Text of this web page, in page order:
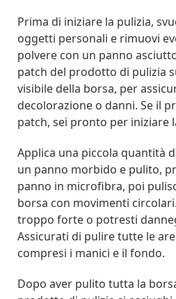
Prima di iniziare la pulizia,
oggetti personali e rimuovi
polvere con un panno
patch del prodotto di pulizia
visibile della borsa, per
decolorazione o danni. Se il
patch, sei pronto per iniziare
Applica una piccola quantità
un panno morbido e pulito,
panno in microfibra, poi
borsa con movimenti
troppo forte o potresti
Assicurati di pulire tutte le
compresi i manici e il fondo.
Dopo aver pulito tutta la